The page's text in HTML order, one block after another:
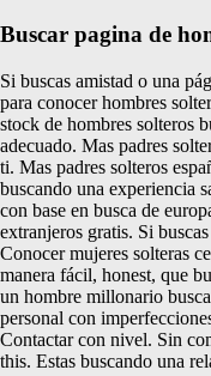
Buscar pagina de
Si buscas amistad o una
para conocer hombres
stock de hombres solteros
adecuado. Mas padres
ti. Mas padres solteros
buscando una experiencia
con base en busca de
extranjeros gratis. Si
Conocer mujeres solteras
manera fácil, honest, que
un hombre millonario
personal con
Contactar con nivel. Sin
this. Estas buscando una